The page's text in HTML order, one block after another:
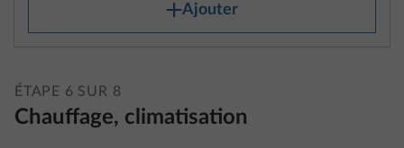
Ajouter
ÉTAPE 6 SUR 8
Chauffage, climatisation